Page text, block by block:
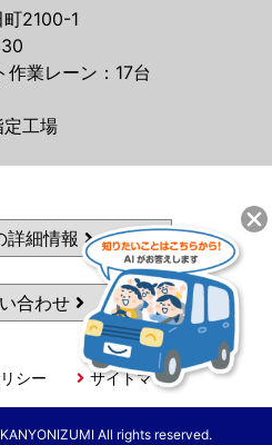
2100-1
業レーン：17台
定工場
詳細情報
合わせ
シー サイトマップ
All rights reserved.